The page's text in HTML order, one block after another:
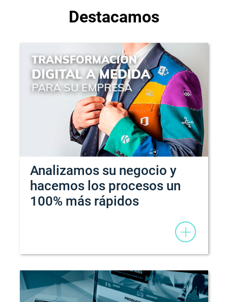
Destacamos
Analizamos su negocio y
hacemos los procesos un
100% más rápidos